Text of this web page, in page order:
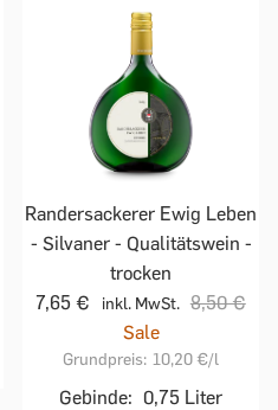
Randersackerer Ewig Leben
- Silvaner - Qualitätswein -
trocken
7,65 €
inkl. MwSt. 8,50 €
Sale
Grundpreis: 10,20 €/l
Gebinde: 0,75 Liter